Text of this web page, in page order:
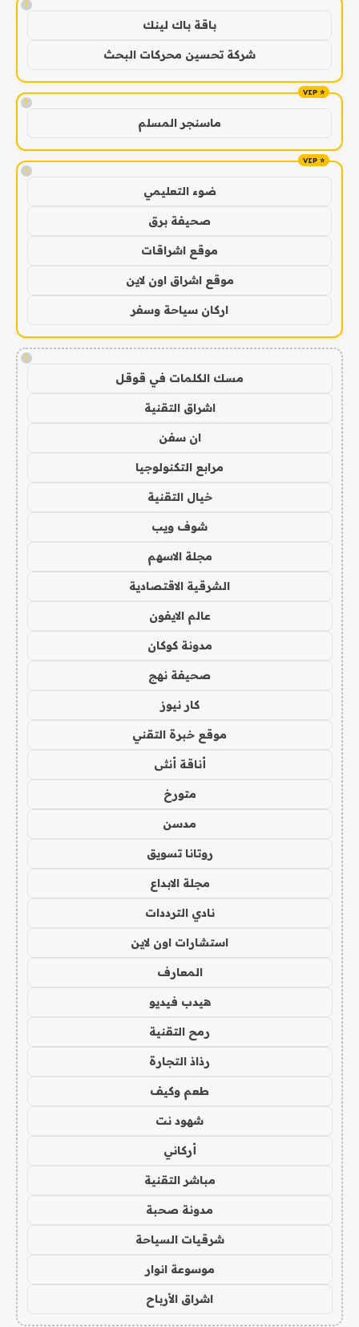
!
باقة باك لينك
شركة تحسين محركات البحث
!
ماسنجر المسلم
!
ضوء التعليمي
صحيفة برق
موقع اشراقات
موقع اشراق اون لاين
اركان سياحة وسفر
!
مسك الكلمات في قوقل
اشراق التقنية
ان سفن
مرابع التكنولوجيا
خيال التقنية
شوف ويب
مجلة الاسهم
الشرقية الاقتصادية
عالم الايفون
مدونة كوكان
صحيفة نهج
كار نيوز
موقع خبرة التقني
أناقة أنثى
متورخ
مدسن
روتانا تسويق
مجلة الابداع
نادي الترددات
استشارات اون لاين
المعارف
هيدب فيديو
رمح التقنية
رذاذ التجارة
طعم وكيف
شهود نت
أركاني
مباشر التقنية
مدونة صحبة
شرقيات السياحة
موسوعة انوار
اشراق الأرباح